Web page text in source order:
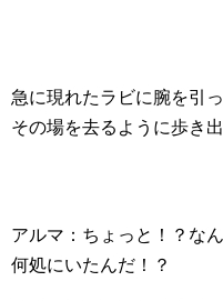
急に現れたラビに腕を引っ
その場を去るように歩き出
アルマ：ちょっと！？な
何処にいたんだ！？